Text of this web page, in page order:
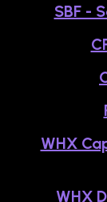
SBF -
WHX
WHX